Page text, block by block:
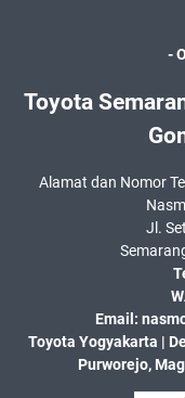
-
Toyota
Alamat dan Nomor
Jl.
Email:
Toyota Yogyakarta |
Purworejo,